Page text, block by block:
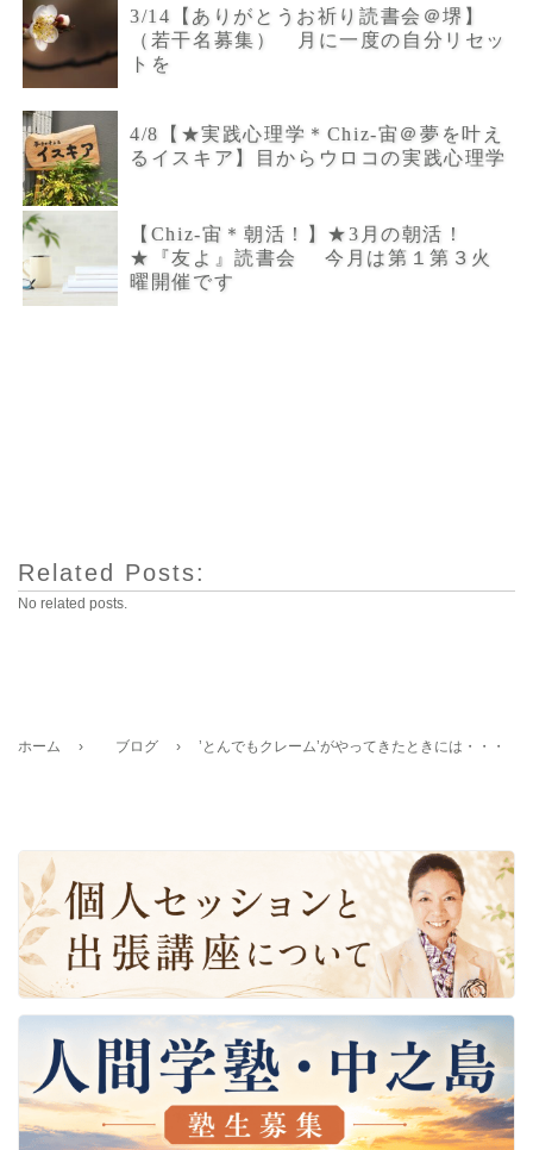
3/14【ありがとうお祈り読書会＠堺】
（若干名募集） 月に一度の自分リセッ
トを
4/8【★実践心理学＊Chiz-宙＠夢を叶え
るイスキア】目からウロコの実践心理学
【Chiz-宙＊朝活！】★3月の朝活！
★『友よ』読書会 今月は第１第３火
曜開催です
Related Posts:
No related posts.
ホーム › ブログ › ’とんでもクレーム’がやってきたときには・・・